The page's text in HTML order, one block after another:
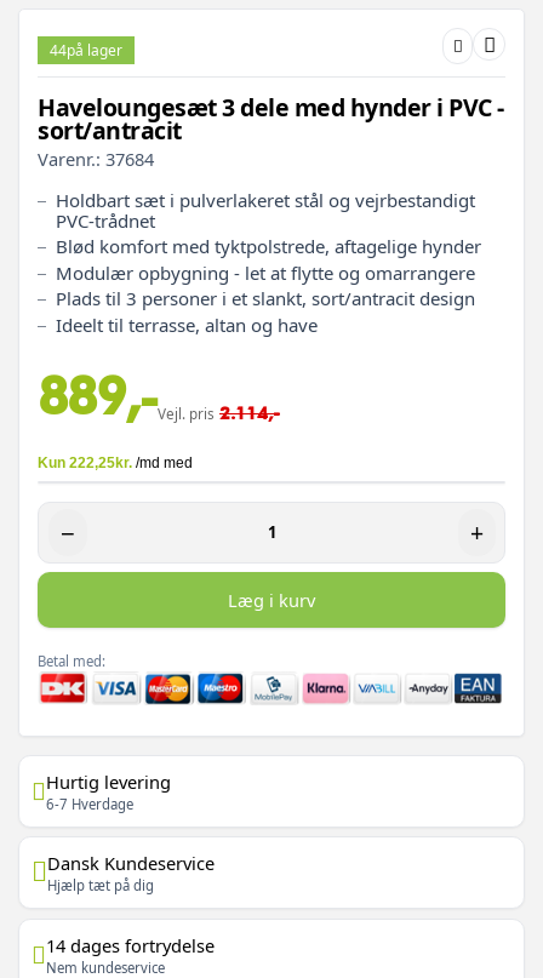
44på lager
Haveloungesæt 3 dele med hynder i PVC -
sort/antracit
Varenr.: 37684
Holdbart sæt i pulverlakeret stål og vejrbestandigt
PVC-trådnet
Blød komfort med tyktpolstrede, aftagelige hynder
Modulær opbygning - let at flytte og omarrangere
Plads til 3 personer i et slankt, sort/antracit design
Ideelt til terrasse, altan og have
889,-Vejl. pris 2.114,-
− +
Læg i kurv
Betal med:
Hurtig levering
6-7 Hverdage
Dansk Kundeservice
Hjælp tæt på dig
14 dages fortrydelse
Nem kundeservice